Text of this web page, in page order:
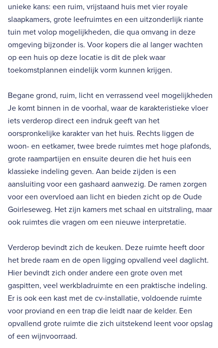
unieke kans: een ruim, vrijstaand huis met vier royale
slaapkamers, grote leefruimtes en een uitzonderlijk riante
tuin met volop mogelijkheden, die qua omvang in deze
omgeving bijzonder is. Voor kopers die al langer wachten
op een huis op deze locatie is dit de plek waar
toekomstplannen eindelijk vorm kunnen krijgen.
Begane grond, ruim, licht en verrassend veel mogelijkheden
Je komt binnen in de voorhal, waar de karakteristieke vloer
iets verderop direct een indruk geeft van het
oorspronkelijke karakter van het huis. Rechts liggen de
woon- en eetkamer, twee brede ruimtes met hoge plafonds,
grote raampartijen en ensuite deuren die het huis een
klassieke indeling geven. Aan beide zijden is een
aansluiting voor een gashaard aanwezig. De ramen zorgen
voor een overvloed aan licht en bieden zicht op de Oude
Goirleseweg. Het zijn kamers met schaal en uitstraling, maar
ook ruimtes die vragen om een nieuwe interpretatie.
Verderop bevindt zich de keuken. Deze ruimte heeft door
het brede raam en de open ligging opvallend veel daglicht.
Hier bevindt zich onder andere een grote oven met
gaspitten, veel werkbladruimte en een praktische indeling.
Er is ook een kast met de cv-installatie, voldoende ruimte
voor proviand en een trap die leidt naar de kelder. Een
opvallend grote ruimte die zich uitstekend leent voor opslag
of een wijnvoorraad.